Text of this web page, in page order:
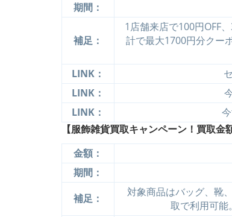
期間：
補足：
1店舗来店で100円OFF
計で最大1700円分クー
LINK：
LINK：
LINK：
【服飾雑貨買取キャンペーン！買取金
金額：
期間：
補足：
対象商品はバッグ、靴
取で利用可能